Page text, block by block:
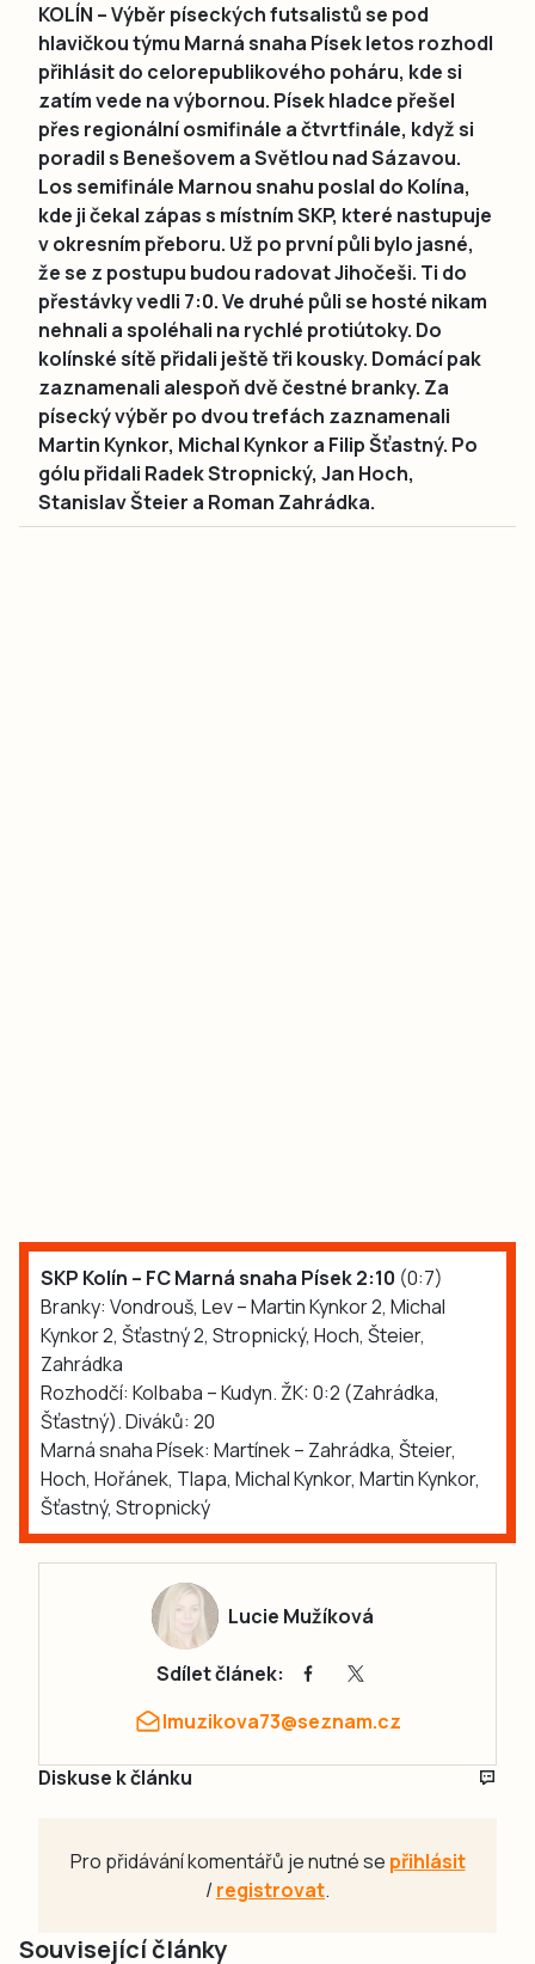
KOLÍN – Výběr píseckých futsalistů se pod
hlavičkou týmu Marná snaha Písek letos rozhodl
přihlásit do celorepublikového poháru, kde si
zatím vede na výbornou. Písek hladce přešel
přes regionální osmifinále a čtvrtfinále, když si
poradil s Benešovem a Světlou nad Sázavou.
Los semifinále Marnou snahu poslal do Kolína,
kde ji čekal zápas s místním SKP, které nastupuje
v okresním přeboru. Už po první půli bylo jasné,
že se z postupu budou radovat Jihočeši. Ti do
přestávky vedli 7:0. Ve druhé půli se hosté nikam
nehnali a spoléhali na rychlé protiútoky. Do
kolínské sítě přidali ještě tři kousky. Domácí pak
zaznamenali alespoň dvě čestné branky. Za
písecký výběr po dvou trefách zaznamenali
Martin Kynkor, Michal Kynkor a Filip Šťastný. Po
gólu přidali Radek Stropnický, Jan Hoch,
Stanislav Šteier a Roman Zahrádka.
SKP Kolín – FC Marná snaha Písek 2:10 (0:7)
Branky: Vondrouš, Lev – Martin Kynkor 2, Michal
Kynkor 2, Šťastný 2, Stropnický, Hoch, Šteier,
Zahrádka
Rozhodčí: Kolbaba – Kudyn. ŽK: 0:2 (Zahrádka,
Šťastný). Diváků: 20
Marná snaha Písek: Martínek – Zahrádka, Šteier,
Hoch, Hořánek, Tlapa, Michal Kynkor, Martin Kynkor,
Šťastný, Stropnický
Lucie Mužíková
Sdílet článek:
lmuzikova73@seznam.cz
Diskuse k článku
Pro přidávání komentářů je nutné se přihlásit
/registrovat.
Související články